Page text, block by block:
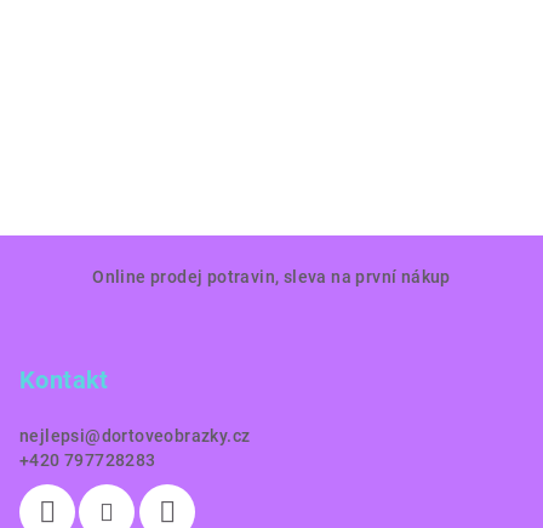
Online prodej potravin, sleva na první nákup
Kontakt
nejlepsi@dortoveobrazky.cz
+420 797728283